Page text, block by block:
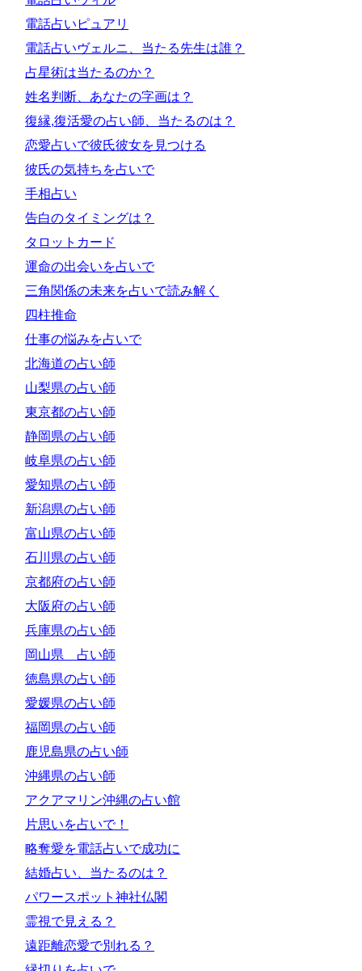
電話占いピュアリ
電話占いヴェルニ、当たる先生は誰？
占星術は当たるのか？
姓名判断、あなたの字画は？
復縁,復活愛の占い師、当たるのは？
恋愛占いで彼氏彼女を見つける
彼氏の気持ちを占いで
手相占い
告白のタイミングは？
タロットカード
運命の出会いを占いで
三角関係の未来を占いで読み解く
四柱推命
仕事の悩みを占いで
北海道の占い師
山梨県の占い師
東京都の占い師
静岡県の占い師
岐阜県の占い師
愛知県の占い師
新潟県の占い師
富山県の占い師
石川県の占い師
京都府の占い師
大阪府の占い師
兵庫県の占い師
岡山県 占い師
徳島県の占い師
愛媛県の占い師
福岡県の占い師
鹿児島県の占い師
沖縄県の占い師
アクアマリン沖縄の占い館
片思いを占いで！
略奪愛を電話占いで成功に
結婚占い、当たるのは？
パワースポット神社仏閣
霊視で見える？
遠距離恋愛で別れる？